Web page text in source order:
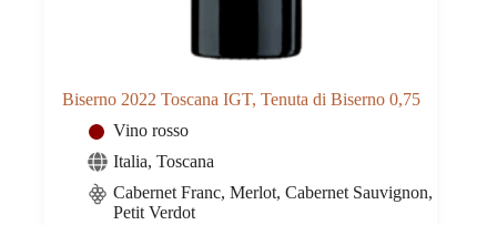
Biserno 2022 Toscana IGT, Tenuta di Biserno 0,75
Vino rosso
Italia, Toscana
Cabernet Franc, Merlot, Cabernet Sauvignon,
Petit Verdot